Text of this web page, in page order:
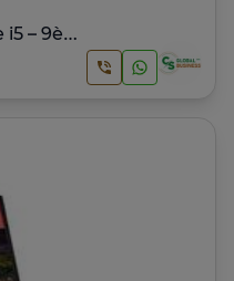
HP EliteOne 800 G5 | Core i5 – 9ème Génération